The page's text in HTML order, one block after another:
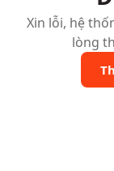
Xin lỗi, hệ
lòng